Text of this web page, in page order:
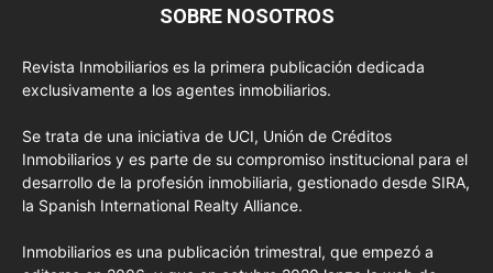
SOBRE NOSOTROS
Revista Inmobiliarios es la primera publicación dedicada
exclusivamente a los agentes inmobiliarios.
Se trata de una iniciativa de UCI, Unión de Créditos
Inmobiliarios y es parte de su compromiso institucional para el
desarrollo de la profesión inmobiliaria, gestionado desde SIRA,
la Spanish International Realty Alliance.
Inmobiliarios es una publicación trimestral, que empezó a